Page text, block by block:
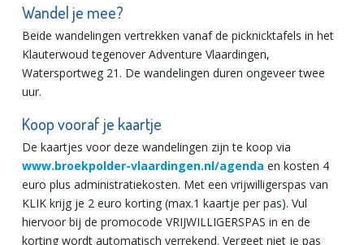
Wandel je mee?
Beide wandelingen vertrekken vanaf de picknicktafels in het
Klauterwoud tegenover Adventure Vlaardingen,
Watersportweg 21. De wandelingen duren ongeveer twee
uur.
Koop vooraf je kaartje
De kaartjes voor deze wandelingen zijn te koop via
www.broekpolder-vlaardingen.nl/agenda en kosten 4
euro plus administratiekosten. Met een vrijwilligerspas van
KLIK krijg je 2 euro korting (max.1 kaartje per pas). Vul
hiervoor bij de promocode VRIJWILLIGERSPAS in en de
korting wordt automatisch verrekend. Vergeet niet je pas